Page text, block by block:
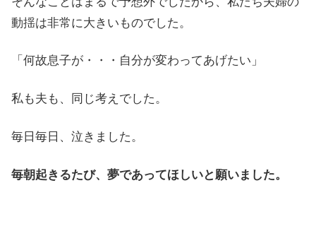
動揺は非常に大きいものでした。
「何故息子が・・・自分が変わってあげたい」
私も夫も、同じ考えでした。
毎日毎日、泣きました。
毎朝起きるたび、夢であってほしいと願いました。